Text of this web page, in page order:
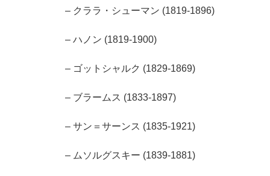
– クララ・シューマン (1819-1896)
– ハノン (1819-1900)
– ゴットシャルク (1829-1869)
– ブラームス (1833-1897)
– サン＝サーンス (1835-1921)
– ムソルグスキー (1839-1881)